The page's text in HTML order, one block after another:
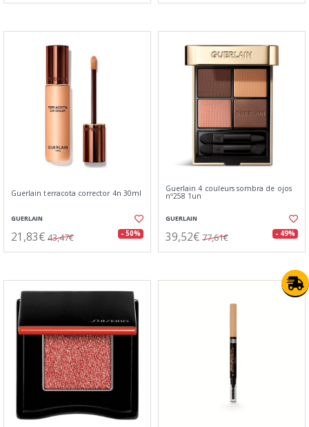
Guerlain terracota corrector 4n 30ml
GUERLAIN
21,83€ 43,47€ - 50%
Guerlain 4 couleurs sombra de ojos
nº258 1un
GUERLAIN
39,52€ 77,61€ - 49%